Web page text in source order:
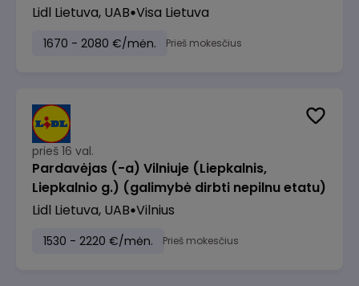
Lidl Lietuva, UAB Visa Lietuva
1670 - 2080 €/mėn. Prieš mokesčius
prieš 16 val.
Pardavėjas (-a) Vilniuje (Liepkalnis,
Liepkalnio g.) (galimybė dirbti nepilnu etatu)
Lidl Lietuva, UAB Vilnius
1530 - 2220 €/mėn. Prieš mokesčius